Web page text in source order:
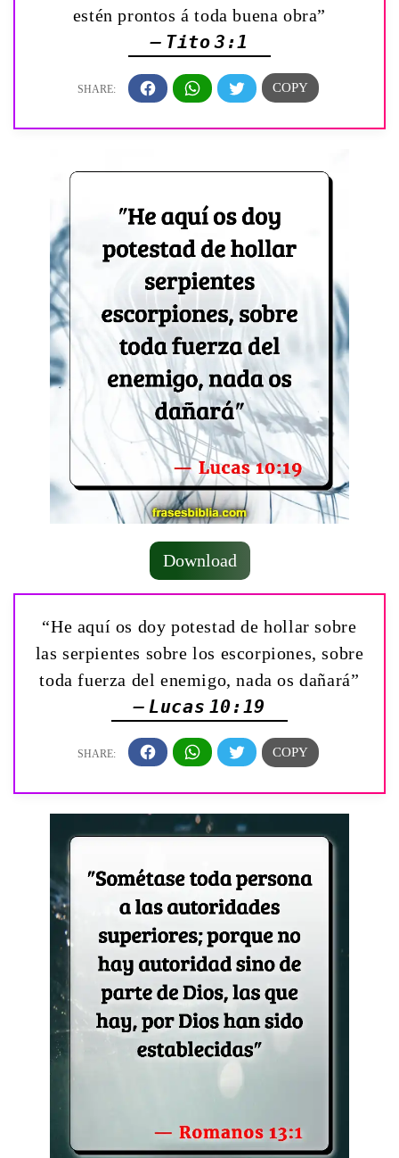
estén prontos á toda buena obra”
— Tito 3:1
Download
“He aquí os doy potestad de hollar sobre
las serpientes sobre los escorpiones, sobre
toda fuerza del enemigo, nada os dañará”
— Lucas 10:19